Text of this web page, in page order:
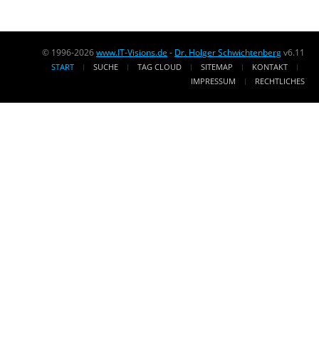
© 1996-2026www.IT-Visions.de - Dr. Holger Schwichtenbergv6.11
START SUCHE TAG CLOUD SITEMAP
KONTAKT
IMPRESSUM
RECHTLICHES